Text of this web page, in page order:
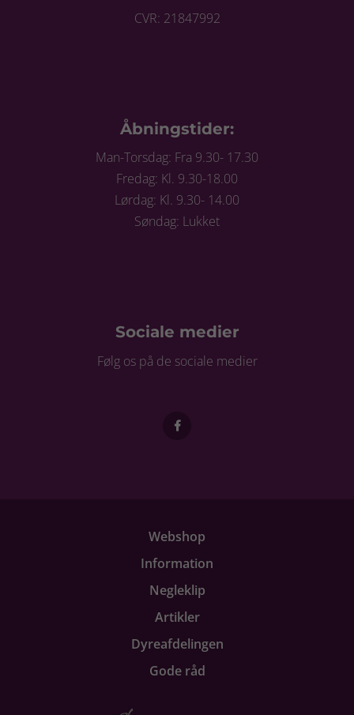
CVR: 21847992
Åbningstider:
Man-Torsdag: Fra 9.30- 17.30
Fredag: Kl. 9.30-18.00
Lørdag: Kl. 9.30- 14.00
Søndag: Lukket
Sociale medier
Følg os på de sociale medier
Webshop
Information
Negleklip
Artikler
Dyreafdelingen
Gode råd